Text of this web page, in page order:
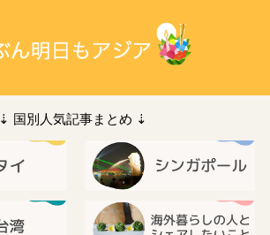
⇣ 国別人気記事まとめ ⇣